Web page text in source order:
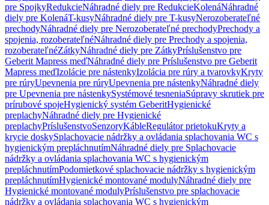
pre SpojkyRedukcieNáhradné diely pre RedukcieKolenáNáhradné
diely pre KolenáT-kusyNáhradné diely pre T-kusyNerozoberateľné
prechodyNáhradné diely pre Nerozoberateľné prechodyPrechody a
spojenia, rozoberateľnéNáhradné diely pre Prechody a spojenia,
rozoberateľnéZátkyNáhradné diely pre ZátkyPríslušenstvo pre
Geberit Mapress meďNáhradné diely pre Príslušenstvo pre Geberit
Mapress meďIzolácie pre nástenkyIzolácia pre rúry a tvarovkyKryty
pre rúryUpevnenia pre rúryUpevnenia pre nástenkyNáhradné diely
pre Upevnenia pre nástenkySystémové tesneniaSúpravy skrutiek pre
prírubové spojeHygienický systém GeberitHygienické
preplachyNáhradné diely pre Hygienické
preplachyPríslušenstvoSenzoryKábleRegulátor prietokuKryty a
krycie doskySplachovacie nádržky a ovládania splachovania WC s
hygienickým prepláchnutímNáhradné diely pre Splachovacie
nádržky a ovládania splachovania WC s hygienickým
prepláchnutímPodomietkové splachovacie nádržky s hygienickým
prepláchnutímHygienické montované modulyNáhradné diely pre
Hygienické montované modulyPríslušenstvo pre splachovacie
nádržky a ovládania splachovania WC s hygienickým